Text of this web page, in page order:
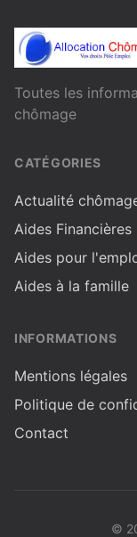
Toutes les
chômage
CATÉGORIES
Actualité
Aides Financières
Aides pour
Aides à la famille
INFORMATIONS
Mentions légales
Politique de
Contact
©